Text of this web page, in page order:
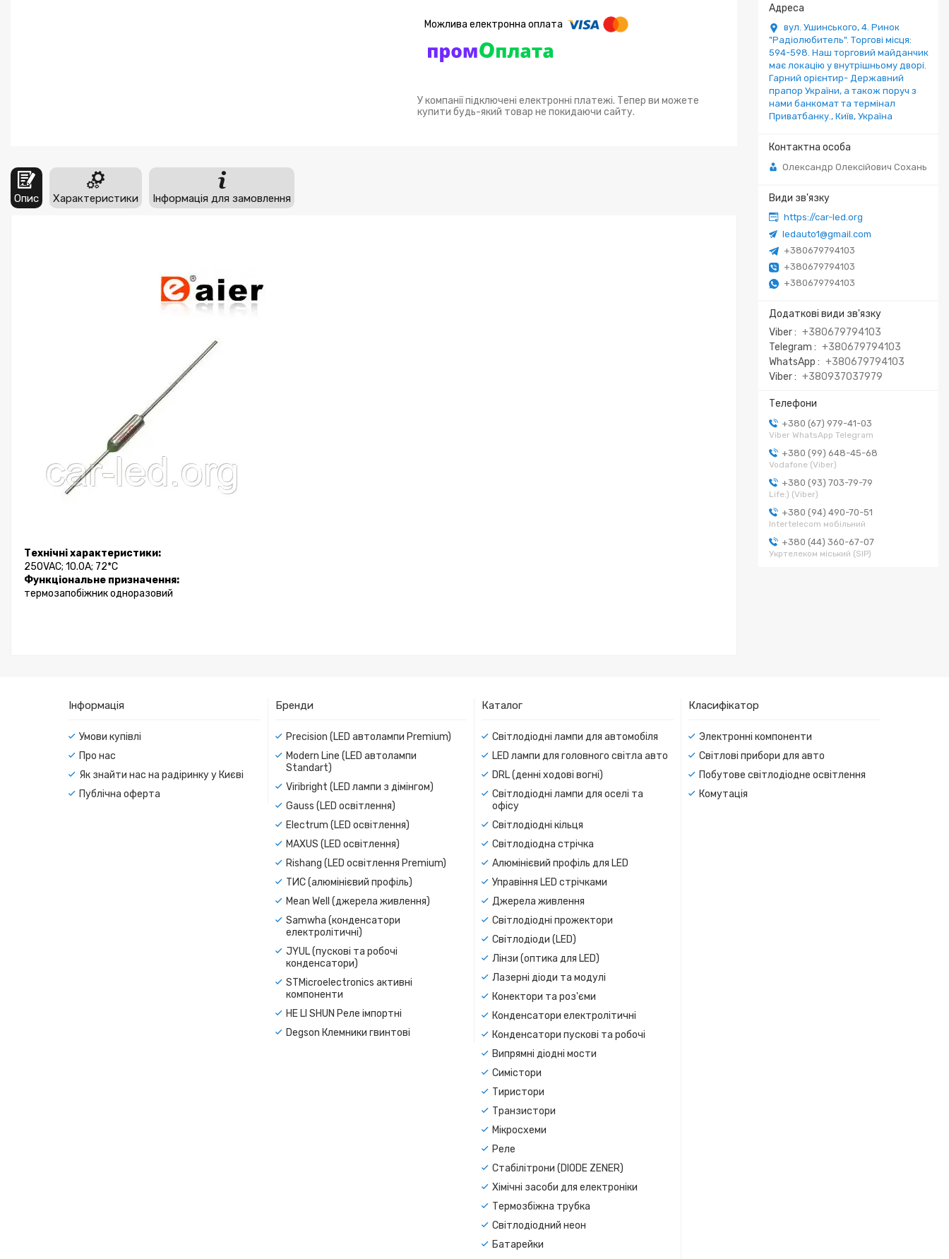
вул. Ушинського, 4. Ринок
"Радіолюбитель". Торгові місця:
594-598. Наш торговий майданчик
має локацію у внутрішньому дворі.
Гарний орієнтир- Державний
прапор України, а також поруч з
нами банкомат та термінал
Приватбанку., Київ, Україна
Олександр Олексійович Сохань
https://car-led.org
ledauto1@gmail.com
+380679794103
+380679794103
+380679794103
Viber
+380679794103
Telegram
+380679794103
WhatsApp
+380679794103
Viber
+380937037979
+380 (67) 979-41-03
Viber WhatsApp Telegram
+380 (99) 648-45-68
Vodafone (Viber)
+380 (93) 703-79-79
Life:) (Viber)
+380 (94) 490-70-51
Intertelecom мобільний
+380 (44) 360-67-07
Укртелеком міський (SIP)
У компанії підключені електронні платежі. Тепер ви можете
купити будь-який товар не покидаючи сайту.
Опис Характеристики Інформація для замовлення
Технічні характеристики:
250VAC; 10.0A; 72*C
Функціональне призначення:
термозапобіжник одноразовий
Інформація
Умови купівлі
Про нас
Як знайти нас на радіринку у Києві
Публічна оферта
Бренди
Precision (LED автолампи Premium)
Modern Line (LED автолампи
Standart)
Viribright (LED лампи з дімінгом)
Gauss (LED освітлення)
Electrum (LED освітлення)
MAXUS (LED освітлення)
Rishang (LED освітлення Premium)
ТИС (алюмінієвий профіль)
Mean Well (джерела живлення)
Samwha (конденсатори
електролітичні)
JYUL (пускові та робочі
конденсатори)
STMicroelectronics активні
компоненти
HE LI SHUN Реле імпортні
Degson Клемники гвинтові
Каталог
Світлодіодні лампи для автомобіля
LED лампи для головного світла авто
DRL (денні ходові вогні)
Світлодіодні лампи для оселі та
офісу
Світлодіодні кільця
Світлодіодна стрічка
Алюмінієвий профіль для LED
Управіння LED стрічками
Джерела живлення
Світлодіодні прожектори
Світлодіоди (LED)
Лінзи (оптика для LED)
Лазерні діоди та модулі
Конектори та роз'єми
Конденсатори електролітичні
Конденсатори пускові та робочі
Випрямні діодні мости
Симістори
Тиристори
Транзистори
Мікросхеми
Реле
Стабілітрони (DIODE ZENER)
Хімічні засоби для електроніки
Термозбіжна трубка
Світлодіодний неон
Батарейки
Класифікатор
Электронні компоненти
Світлові прибори для авто
Побутове світлодіодне освітлення
Комутація